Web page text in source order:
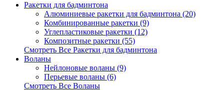
Ракетки для бадминтона
Алюминиевые ракетки для бадминтона (20)
Комбинированные ракетки (9)
Углепластиковые ракетки (12)
Композитные ракетки (55)
Смотреть Все Ракетки для бадминтона
Воланы
Нейлоновые воланы (9)
Перьевые воланы (6)
Смотреть Все Воланы